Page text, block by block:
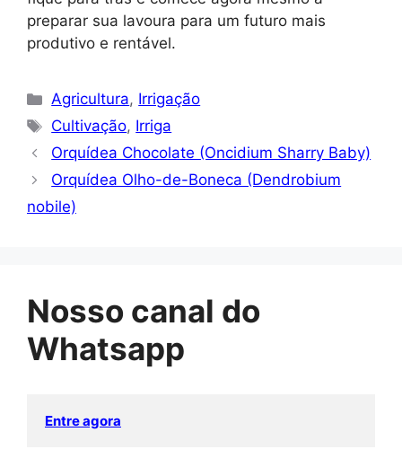
preparar sua lavoura para um futuro mais
produtivo e rentável.
Categorias
Agricultura, Irrigação
Tags
Cultivação, Irriga
Orquídea Chocolate (Oncidium Sharry Baby)
Orquídea Olho-de-Boneca (Dendrobium
nobile)
Nosso canal do
Whatsapp
Entre agora